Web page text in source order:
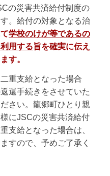
の災害共済給付制度の
。給付の対象となる治
学校のけが等であるの
用する旨を確実に伝え
す。
重支給となった場合
還手続きをさせていた
さい。龍郷町ひとり親
にJSCの災害共済給付
支給となった場合は、
すので、予めご了承く